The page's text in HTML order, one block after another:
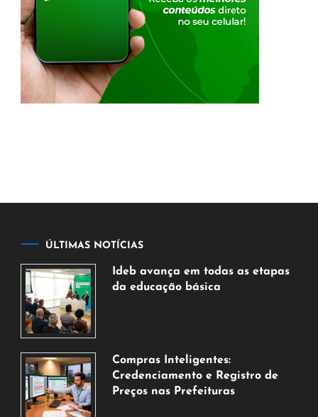
ÚLTIMAS NOTÍCIAS
Ideb avança em todas as etapas
da educação básica
de
2026
Compras Inteligentes:
Credenciamento e Registro de
Preços nas Prefeituras